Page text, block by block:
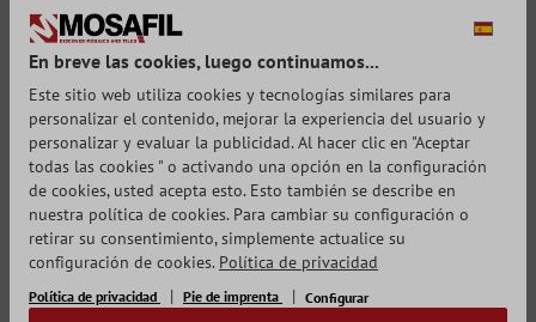
En breve las cookies, luego continuamos...
Este sitio web utiliza cookies y tecnologías similares para
personalizar el contenido, mejorar la experiencia del usuario y
personalizar y evaluar la publicidad. Al hacer clic en "Aceptar
todas las cookies " o activando una opción en la configuración
de cookies, usted acepta esto. Esto también se describe en
nuestra política de cookies. Para cambiar su configuración o
retirar su consentimiento, simplemente actualice su
configuración de cookies. Política de privacidad
Política de privacidad Pie de imprenta Configurar